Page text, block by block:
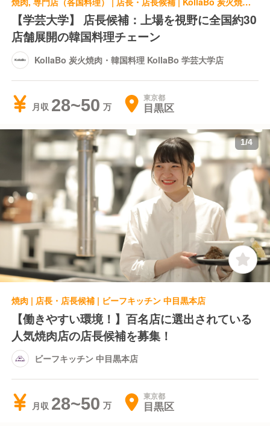
【学芸大学】 店長候補：上場を視野に全国約30
店舗展開の韓国料理チェーン
KollaBo 炭火焼肉・韓国料理 KollaBo 学芸大学店
月収 28~50 東京都
目黒区
1/4
焼肉 | 店長・店長候補 | ビーフキッチン 中目黒本店
【働きやすい環境！】百名店に選出されている
人気焼肉店の店長候補を募集！
ビーフキッチン 中目黒本店
月収 28~50 東京都
目黒区